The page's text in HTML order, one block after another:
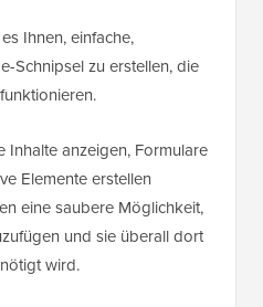
Ihnen, einfache,
Schnipsel zu erstellen, die
anzeigen, Formulare
Elemente erstellen
eine saubere Möglichkeit,
und sie überall dort
wird.